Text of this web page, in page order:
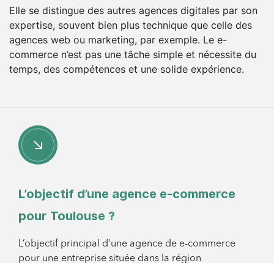
Elle se distingue des autres agences digitales par son
expertise, souvent bien plus technique que celle des
agences web ou marketing, par exemple. Le e-
commerce n’est pas une tâche simple et nécessite du
temps, des compétences et une solide expérience.
L’objectif d’une agence e-commerce
pour Toulouse ?
L’objectif principal d’une agence de e-commerce
pour une entreprise située dans la région